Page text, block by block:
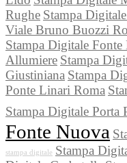
Rughe Stampa
Viale Bruno Buozzi
Stampa Digitale Fonte
Allumiere Stampa
Giustiniana Stampa
Ponte Linari Roma
Stampa Digitale Porta
Fonte Nuova
stampa digitale Stampa